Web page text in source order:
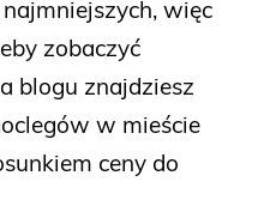
więc
zobaczyć
blogu znajdziesz
w mieście
ceny do